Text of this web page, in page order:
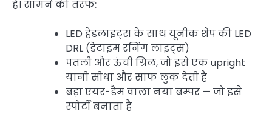
है। सामने की तरफ:
LED हेडलाइट्स के साथ यूनीक शेप की LED
DRL (डेटाइम रनिंग लाइट्स)
पतली और ऊंची ग्रिल, जो इसे एक upright
यानी सीधा और साफ लुक देती है
बड़ा एयर-डैम वाला नया बम्पर — जो इसे
स्पोर्टी बनाता है